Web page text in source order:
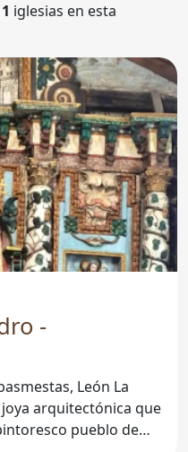
1 iglesias en esta
-
León La
arquitectónica que
pueblo de